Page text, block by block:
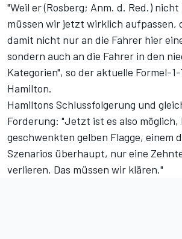
"Weil er (Rosberg; Anm. d. Red.)
müssen wir jetzt wirklich aufpassen,
damit nicht nur an die Fahrer hier
sondern auch an die Fahrer in den
Kategorien", so der aktuelle Formel-
Hamilton.
Hamiltons Schlussfolgerung und
Forderung: "Jetzt ist es also
geschwenkten gelben Flagge, einem
Szenarios überhaupt, nur eine
verlieren. Das müssen wir klären."